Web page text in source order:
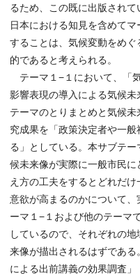
るため、この既に出版され
日本における知見を含めて
することは、気候変動をめ
的であると考えられる。
テーマ１−１において、「
影響表現の導入による気候
テーマのとりまとめと気候
究成果を「政策決定者や一
る」としている。本サブテ
候未来像が実際に一般市民
え方の工夫をするとどれだ
意欲が高まるのかについて
ーマ１−１および他のテーマ
しているので、それぞれの
来像が描出されるはずである
による出前講義の効果調査